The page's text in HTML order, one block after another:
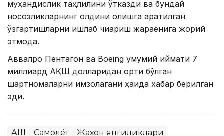
муҳандислик таҳлилини ўтказди ва бундай
носозликларнинг олдини олишга қаратилган
ўзгартишларни ишлаб чиқариш жараёнига жорий
этмоқда.
Аввалроқ Пентагон ва Boeing умумий қиймати 7
миллиард АҚШ долларидан ортиқ бўлган
шартномаларни имзолагани ҳақида хабар берилган
эди.
АҚШ Самолёт Жаҳон янгиликлари